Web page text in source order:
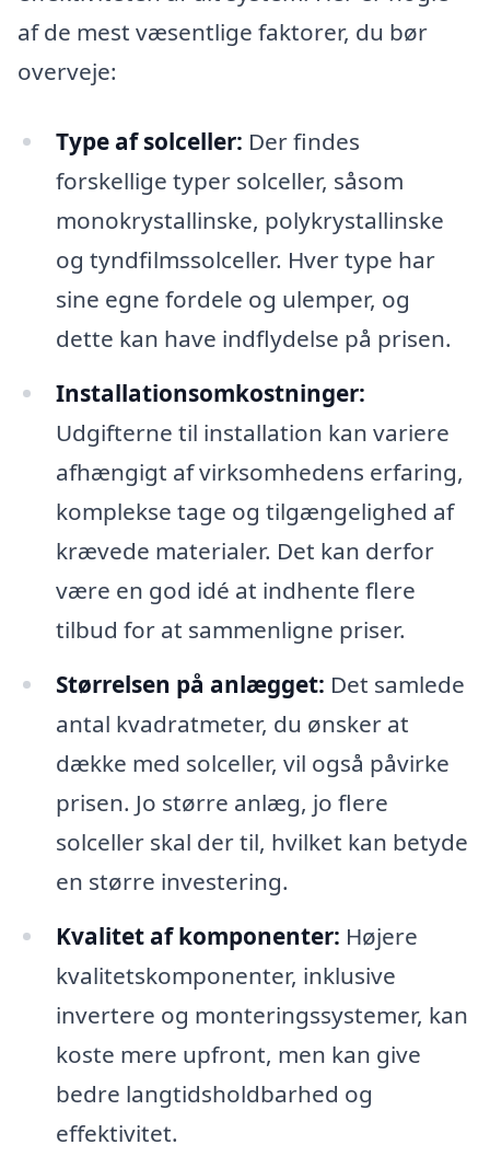
af de mest væsentlige faktorer, du bør
overveje:
Type af solceller: Der findes
forskellige typer solceller, såsom
monokrystallinske, polykrystallinske
og tyndfilmssolceller. Hver type har
sine egne fordele og ulemper, og
dette kan have indflydelse på prisen.
Installationsomkostninger:
Udgifterne til installation kan variere
afhængigt af virksomhedens erfaring,
komplekse tage og tilgængelighed af
krævede materialer. Det kan derfor
være en god idé at indhente flere
tilbud for at sammenligne priser.
Størrelsen på anlægget: Det samlede
antal kvadratmeter, du ønsker at
dække med solceller, vil også påvirke
prisen. Jo større anlæg, jo flere
solceller skal der til, hvilket kan betyde
en større investering.
Kvalitet af komponenter: Højere
kvalitetskomponenter, inklusive
invertere og monteringssystemer, kan
koste mere upfront, men kan give
bedre langtidsholdbarhed og
effektivitet.